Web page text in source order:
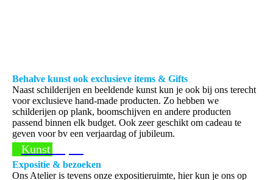
Behalve kunst ook exclusieve items & Gifts
Naast schilderijen en beeldende kunst kun je ook bij ons terecht
voor exclusieve hand-made producten. Zo hebben we
schilderijen op plank, boomschijven en andere producten
passend binnen elk budget. Ook zeer geschikt om cadeau te
geven voor bv een verjaardag of jubileum.
Kunst kopen
Expositie & bezoeken
Ons Atelier is tevens onze expositieruimte, hier kun je ons op